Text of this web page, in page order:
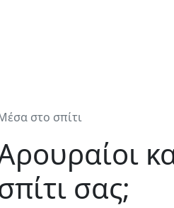
στο σπίτι
σας;